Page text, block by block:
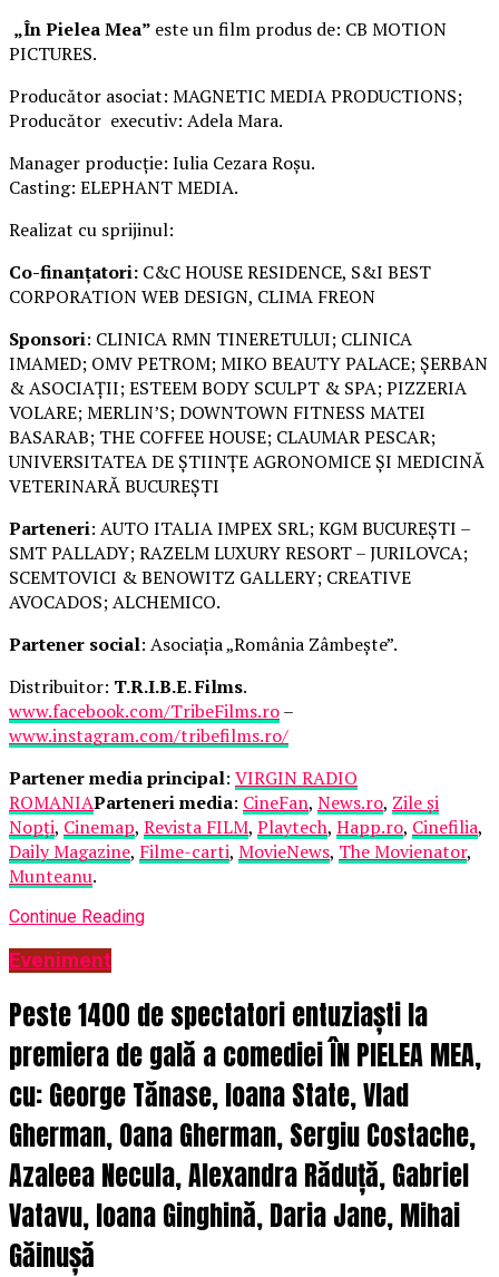
„În Pielea Mea” este un film produs de: CB MOTION
PICTURES.
Producător asociat: MAGNETIC MEDIA PRODUCTIONS;
Producător executiv: Adela Mara.
Manager producție: Iulia Cezara Roșu.
Casting: ELEPHANT MEDIA.
Realizat cu sprijinul:
Co-finanțatori: C&C HOUSE RESIDENCE, S&I BEST
CORPORATION WEB DESIGN, CLIMA FREON
Sponsori: CLINICA RMN TINERETULUI; CLINICA
IMAMED; OMV PETROM; MIKO BEAUTY PALACE; ȘERBAN
& ASOCIAȚII; ESTEEM BODY SCULPT & SPA; PIZZERIA
VOLARE; MERLIN’S; DOWNTOWN FITNESS MATEI
BASARAB; THE COFFEE HOUSE; CLAUMAR PESCAR;
UNIVERSITATEA DE ȘTIINȚE AGRONOMICE ȘI MEDICINĂ
VETERINARĂ BUCUREȘTI
Parteneri: AUTO ITALIA IMPEX SRL; KGM BUCUREȘTI –
SMT PALLADY; RAZELM LUXURY RESORT – JURILOVCA;
SCEMTOVICI & BENOWITZ GALLERY; CREATIVE
AVOCADOS; ALCHEMICO.
Partener social: Asociația „România Zâmbește”.
Distribuitor: T.R.I.B.E. Films.
www.facebook.com/TribeFilms.ro–
www.instagram.com/tribefilms.ro/
Partener media principal: VIRGIN RADIO
ROMANIAParteneri media: CineFan, News.ro, Zile și
Nopți, Cinemap, Revista FILM, Playtech, Happ.ro, Cinefilia,
Daily Magazine, Filme-carti, MovieNews, The Movienator,
Munteanu.
Continue Reading
Eveniment
Peste 1400 de spectatori entuziaști la
premiera de gală a comediei ÎN PIELEA MEA,
cu: George Tănase, Ioana State, Vlad
Gherman, Oana Gherman, Sergiu Costache,
Azaleea Necula, Alexandra Răduță, Gabriel
Vatavu, Ioana Ginghină, Daria Jane, Mihai
Găinușă